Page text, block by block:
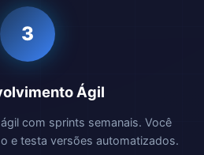
3
Ágil
com sprints semanais. Você
e testa versões automatizados.